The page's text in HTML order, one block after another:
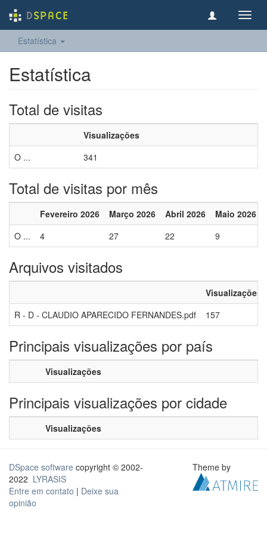
Estatística
Estatística
Total de visitas
Visualizações
O ...
341
Total de visitas por mês
Fevereiro 2026 Março 2026 Abril 2026 Maio 2026
O ...
4 27 22 9
Arquivos visitados
Visualizações
R - D - CLAUDIO APARECIDO FERNANDES.pdf
157
Principais visualizações por país
Visualizações
Principais visualizações por cidade
Visualizações
DSpace software copyright © 2002-
2022 LYRASIS
Entre em contato | Deixe sua
opinião
Theme by